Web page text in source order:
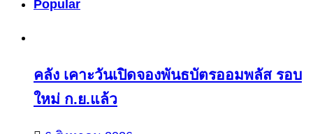
Popular
คลัง เคาะวันเปิดจองพันธบัตรออมพลัส รอบ
ใหม่ ก.ย.แล้ว